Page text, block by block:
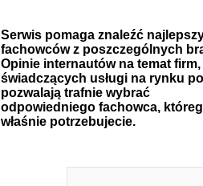
Serwis pomaga znaleźć
fachowców z poszczególnych
Opinie internautów na temat firm,
świadczących usługi na rynku
pozwalają trafnie wybrać
odpowiedniego fachowca,
właśnie potrzebujecie.